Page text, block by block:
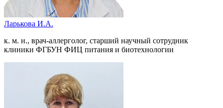
Ларькова И.А.
к. м. н., врач-аллерголог, старший научный сотрудник
клиники ФГБУН ФИЦ питания и биотехнологии